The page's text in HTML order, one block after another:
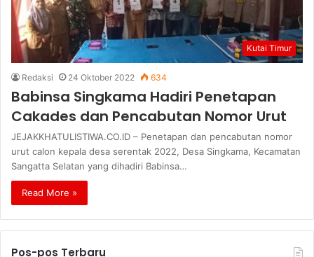
Kutai Timur
Redaksi 24 Oktober 2022 634
Babinsa Singkama Hadiri Penetapan
Cakades dan Pencabutan Nomor Urut
JEJAKKHATULISTIWA.CO.ID – Penetapan dan pencabutan nomor
urut calon kepala desa serentak 2022, Desa Singkama, Kecamatan
Sangatta Selatan yang dihadiri Babinsa…
Read More »
Pos-pos Terbaru